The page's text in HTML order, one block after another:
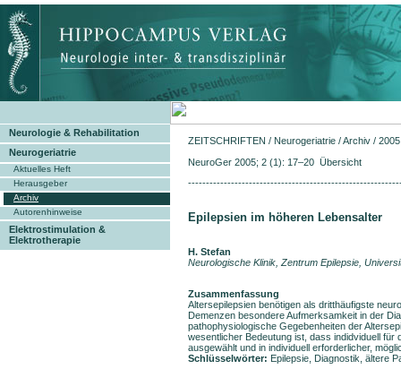
Neurologie & Rehabilitation
Neurogeriatrie
Aktuelles Heft
Herausgeber
Archiv
Autorenhinweise
Elektrostimulation &
Elektrotherapie
ZEITSCHRIFTEN / Neurogeriatrie /Archiv /
NeuroGer 2005; 2 (1): 17–20 Übersicht
Epilepsien im höheren Lebensalter
H. Stefan
Neurologische Klinik, Zentrum Epilepsie,
Zusammenfassung
Altersepilepsien benötigen als dritthäufigste
Demenzen besondere Aufmerksamkeit in der
pathophysiologische Gegebenheiten der
wesentlicher Bedeutung ist, dass indidviduell für
ausgewählt und in individuell erforderlicher,
Schlüsselwörter: Epilepsie, Diagnostik, ältere